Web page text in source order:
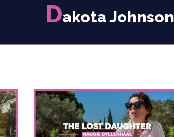
Dakota Johnson